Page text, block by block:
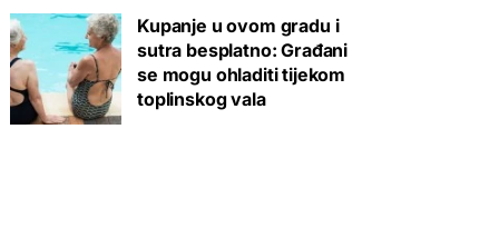
Kupanje u ovom gradu i
sutra besplatno: Građani
se mogu ohladiti tijekom
toplinskog vala